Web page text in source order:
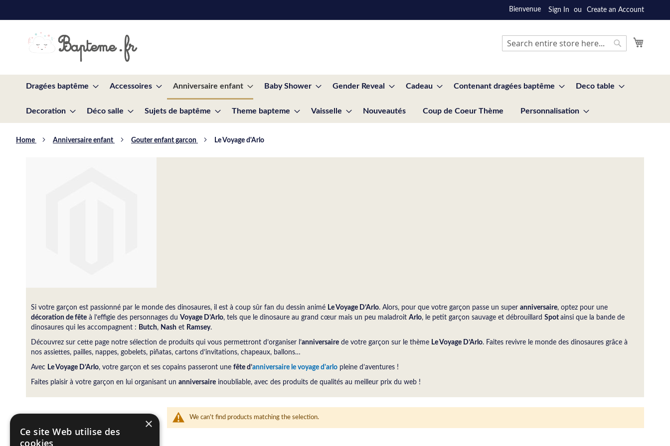
to
Bienvenue Sign In Create an Account
Search
Dragées baptême Accessoires Anniversaire enfant Baby Shower Gender Reveal Cadeau Contenant dragées baptême Deco table
Decoration Déco salle Sujets de baptême Theme bapteme Vaisselle Nouveautés Coup de Coeur Thème Personnalisation
Home Anniversaire enfant Gouter enfant garcon Le Voyage d'Arlo
Si votre garçon est passionné par le monde des dinosaures, il est à coup sûr fan du dessin animé Le Voyage D’Arlo. Alors, pour que votre garçon passe un super anniversaire, optez pour une
décoration de fête à l’effigie des personnages du Voyage D’Arlo, tels que le dinosaure au grand cœur mais un peu maladroit Arlo, le petit garçon sauvage et débrouillard Spot ainsi que la bande de
dinosaures qui les accompagnent : Butch, Nash et Ramsey.
Découvrez sur cette page notre sélection de produits qui vous permettront d’organiser l’anniversaire de votre garçon sur le thème Le Voyage D’Arlo. Faites revivre le monde des dinosaures grâce à
nos assiettes, pailles, nappes, gobelets, piñatas, cartons d’invitations, chapeaux, ballons…
Avec Le Voyage D’Arlo, votre garçon et ses copains passeront une fête d’anniversaire le voyage d'arlo pleine d’aventures !
Faites plaisir à votre garçon en lui organisant un anniversaire inoubliable, avec des produits de qualités au meilleur prix du web !
We can't find products matching the selection.
×
Ce site Web utilise des
cookies